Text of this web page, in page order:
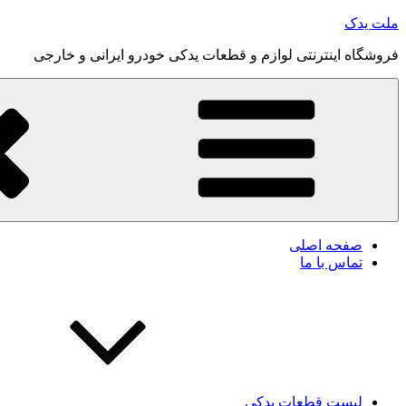
رفتن
محتوا
ملت یدک
فروشگاه اینترنتی لوازم و قطعات یدکی خودرو ایرانی و خارجی
صفحه اصلی
تماس با ما
لیست قطعات یدکی